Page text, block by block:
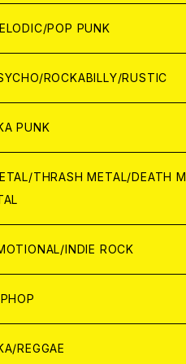
ログ
ログ
POP PUNK
ROCKABILLY/RUSTIC
PUNK
THRASH METAL/DEATH M
INDIE ROCK
REGGAE